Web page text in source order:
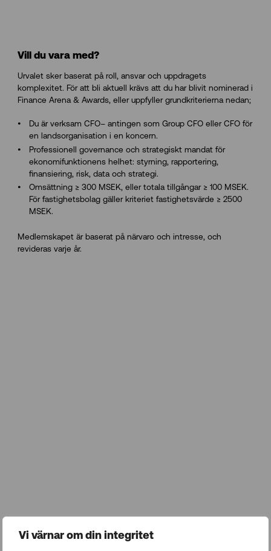
Vi värnar om din integritet
Vill du vara med?
Urvalet skerbaserat på roll, ansvar och uppdragets
komplexitet. För att bli aktuell krävs att du har blivit nominerad i
Finance Arena & Awards, elleruppfyller grundkriterierna nedan;
Du är verksam CFO– antingen som Group CFO eller CFO för
en landsorganisation i en koncern.
Professionell governance och strategiskt mandat för
ekonomifunktionens helhet: styrning, rapportering,
finansiering, risk, data och strategi.
Omsättning ≥ 300 MSEK, eller totala tillgångar ≥ 100 MSEK.
För fastighetsbolag gäller kriteriet fastighetsvärde ≥ 2500
MSEK.
Medlemskapet är baserat på närvaro och intresse, och
revideras varje år.
Urval sker baserat på rollens komplexitet